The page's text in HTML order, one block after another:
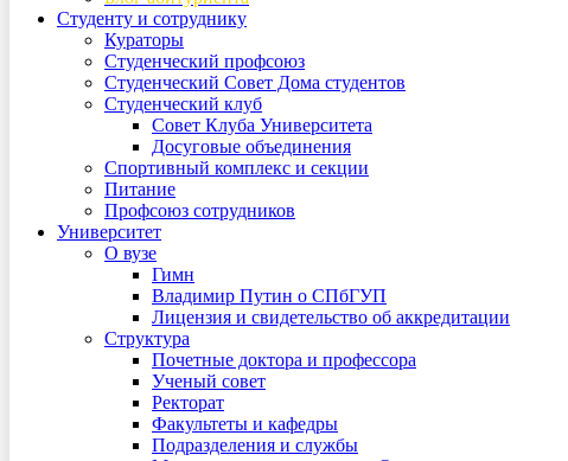
Студенту и сотруднику
Кураторы
Студенческий профсоюз
Студенческий Совет Дома студентов
Студенческий клуб
Совет Клуба Университета
Досуговые объединения
Спортивный комплекс и секции
Питание
Профсоюз сотрудников
Университет
О вузе
Гимн
Владимир Путин о СПбГУП
Лицензия и свидетельство об аккредитации
Структура
Почетные доктора и профессора
Ученый совет
Ректорат
Факультеты и кафедры
Подразделения и службы